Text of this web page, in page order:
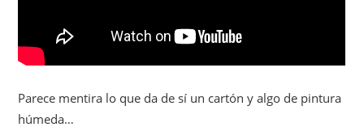
Parece mentira lo que da de sí un cartón y algo de pintura
húmeda…